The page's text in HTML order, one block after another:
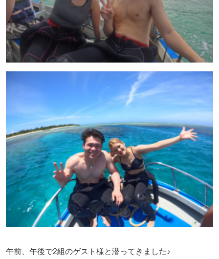
午前、午後で2組のゲスト様と潜ってきました♪